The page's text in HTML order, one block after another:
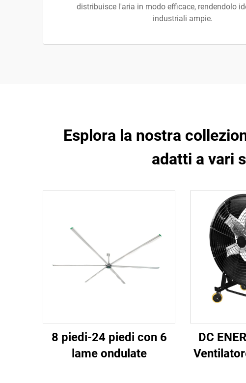
distribuisce l'aria in modo efficace, rendendolo
industriali ampie.
Esplora la nostra
adatti a vari
8 piedi-24 piedi con 6
lame ondulate
DC